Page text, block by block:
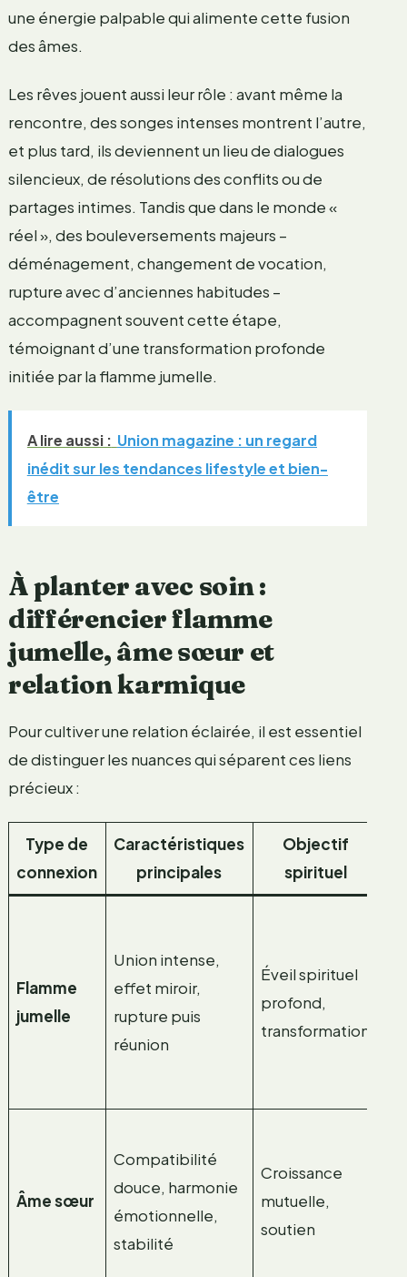
une énergie palpable qui alimente cette fusion
des âmes.
Les rêves jouent aussi leur rôle : avant même la
rencontre, des songes intenses montrent l’autre,
et plus tard, ils deviennent un lieu de dialogues
silencieux, de résolutions des conflits ou de
partages intimes. Tandis que dans le monde «
réel », des bouleversements majeurs –
déménagement, changement de vocation,
rupture avec d’anciennes habitudes –
accompagnent souvent cette étape,
témoignant d’une transformation profonde
initiée par la flamme jumelle.
A lire aussi : Union magazine : un regard
inédit sur les tendances lifestyle et bien-
être
À planter avec soin :
différencier flamme
jumelle, âme sœur et
relation karmique
Pour cultiver une relation éclairée, il est essentiel
de distinguer les nuances qui séparent ces liens
précieux :
Type de
connexion
Caractéristiques
principales
Objectif
spirituel
Flamme
jumelle
Union intense,
effet miroir,
rupture puis
réunion
Éveil spirituel
profond,
transformation
Âme sœur
Compatibilité
douce, harmonie
émotionnelle,
stabilité
Croissance
mutuelle,
soutien